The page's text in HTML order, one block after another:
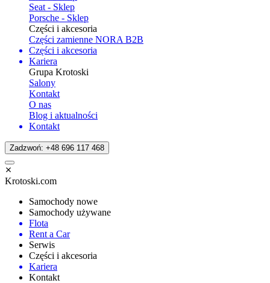
Seat - Sklep
Porsche - Sklep
Części i akcesoria
Części zamienne NORA B2B
Części i akcesoria
Kariera
Grupa Krotoski
Salony
Kontakt
O nas
Blog i aktualności
Kontakt
Zadzwoń: +48 696 117 468
Krotoski.com
Samochody nowe
Samochody używane
Flota
Rent a Car
Serwis
Części i akcesoria
Kariera
Kontakt